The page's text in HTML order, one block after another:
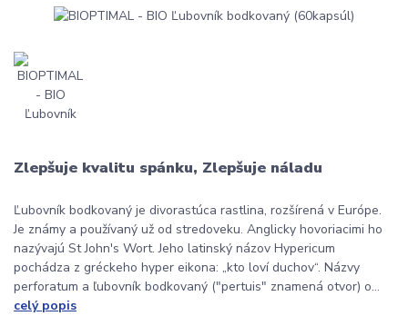
Zlepšuje kvalitu spánku, Zlepšuje náladu
Ľubovník bodkovaný je divorastúca rastlina, rozšírená v Európe.
Je známy a používaný už od stredoveku. Anglicky hovoriacimi ho
nazývajú St John's Wort. Jeho latinský názov Hypericum
pochádza z gréckeho hyper eikona: „kto loví duchov“. Názvy
perforatum a ľubovník bodkovaný ("pertuis" znamená otvor) o...
celý popis